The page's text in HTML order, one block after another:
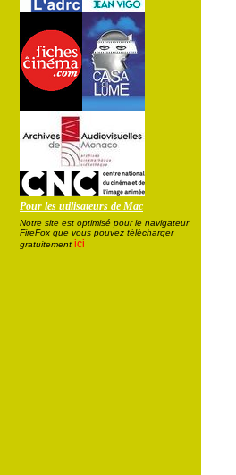
Pour les utilisateurs de Mac
Notre site est optimisé pour le navigateur
FireFox que vous pouvez télécharger
gratuitement ici